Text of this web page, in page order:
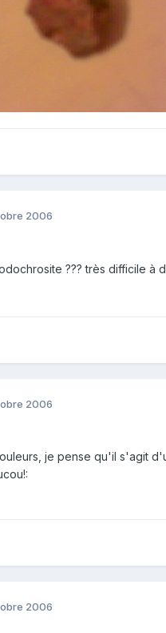
2006
??? très difficile à
2006
je pense qu'il s'agit
2006